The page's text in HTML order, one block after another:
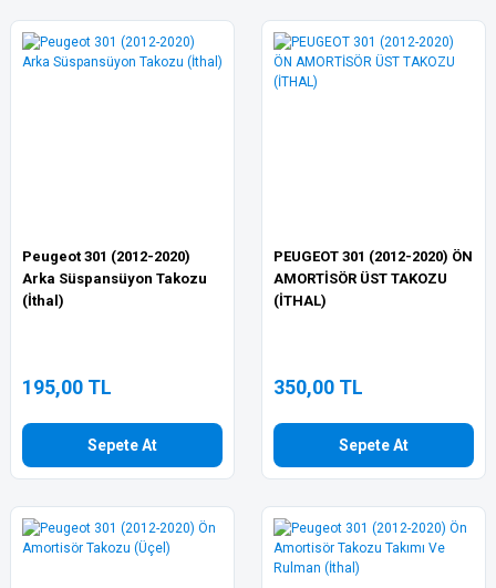
Peugeot 301 (2012-2020)
Arka Süspansüyon Takozu
(İthal)
195,00 TL
Sepete At
PEUGEOT 301 (2012-2020) ÖN
AMORTİSÖR ÜST TAKOZU
(İTHAL)
350,00 TL
Sepete At